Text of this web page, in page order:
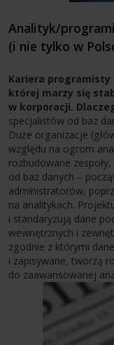
Analityk/
(i nie tylko w
Kariera programisty
której marzy się
w korporacji.
specjalistów od baz
Duże organizacje
względu na ogrom
rozbudowane
od baz danych –
administratorów,
na analitykach.
i standaryzują dane
wewnętrznych i
zgodnie z którymi
i zapisywane, tworzą
do zaawansowanej